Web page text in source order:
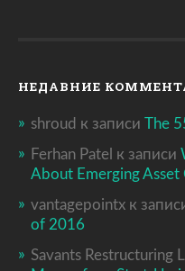
НЕДАВНИЕ
shroud к записи The
Ferhan Patel к записи
About Emerging Asset
vantagepointx к
of 2016
Savants Restructuring